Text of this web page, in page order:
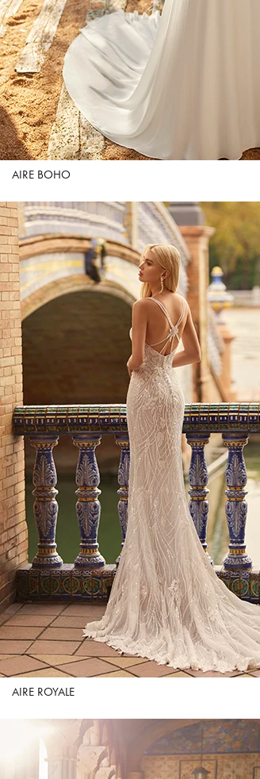
AIRE BOHO
AIRE ROYALE